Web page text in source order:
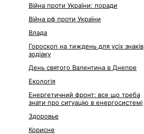
Війна проти України: поради
Війна рф проти України
Влада
Гороскоп на тиждень для усіх знаків
зодіаку
День святого Валентина в Днепре
Екологія
Енергетичний фронт: все що треба
знати про ситуацію в енергосистемі
Здоровье
Корисне